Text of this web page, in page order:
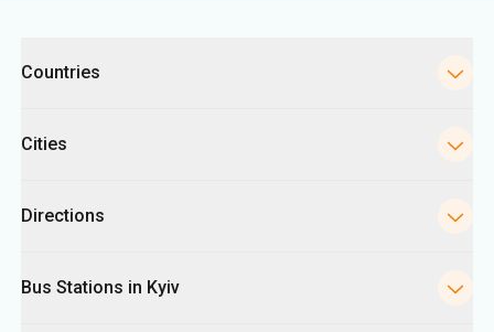
Countries
Cities
Directions
Bus Stations in Kyiv